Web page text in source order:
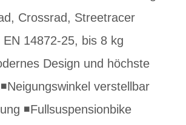
Crossrad, Streetracer
EN 14872-25, bis 8 kg
Design und höchste
verstellbar
◾Fullsuspensionbike